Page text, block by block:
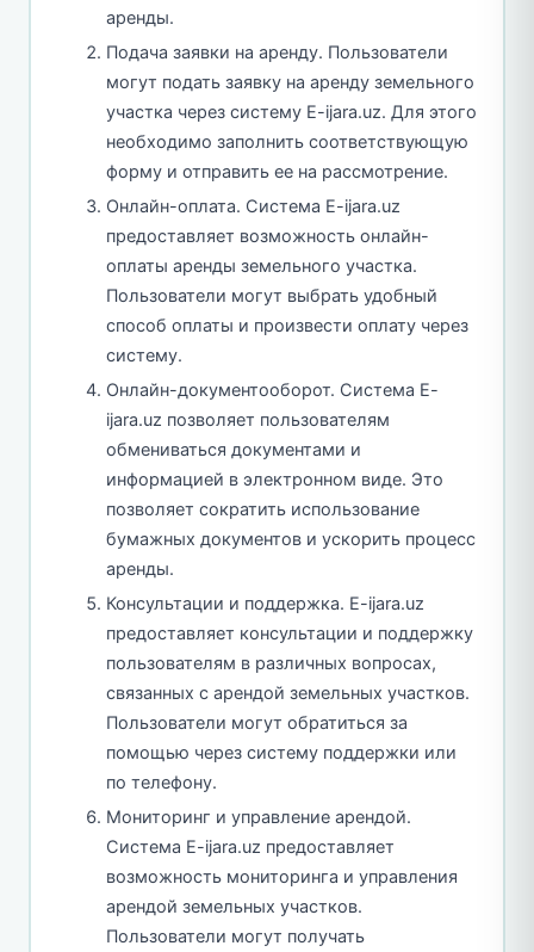
аренды.
Подача заявки на аренду. Пользователи
могут подать заявку на аренду земельного
участка через систему E-ijara.uz. Для этого
необходимо заполнить соответствующую
форму и отправить ее на рассмотрение.
Онлайн-оплата. Система E-ijara.uz
предоставляет возможность онлайн-
оплаты аренды земельного участка.
Пользователи могут выбрать удобный
способ оплаты и произвести оплату через
систему.
Онлайн-документооборот. Система E-
ijara.uz позволяет пользователям
обмениваться документами и
информацией в электронном виде. Это
позволяет сократить использование
бумажных документов и ускорить процесс
аренды.
Консультации и поддержка. E-ijara.uz
предоставляет консультации и поддержку
пользователям в различных вопросах,
связанных с арендой земельных участков.
Пользователи могут обратиться за
помощью через систему поддержки или
по телефону.
Мониторинг и управление арендой.
Система E-ijara.uz предоставляет
возможность мониторинга и управления
арендой земельных участков.
Пользователи могут получать